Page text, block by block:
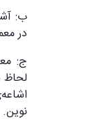
ب:
در
ج:
لحاظ
نوین.